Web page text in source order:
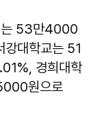
는 53만4000
대학교는 51
경희대학
원으로